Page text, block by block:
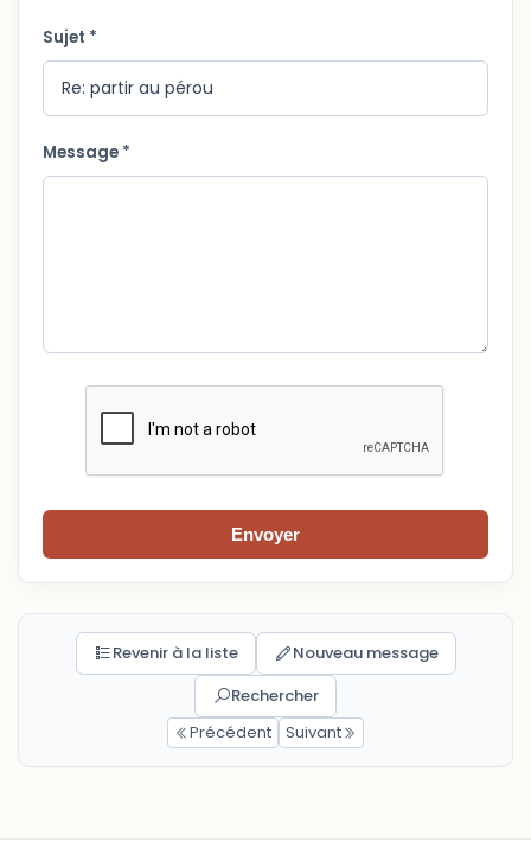
Sujet *
Message *
Envoyer
Revenir à la liste
Nouveau message
Rechercher
Précédent
Suivant